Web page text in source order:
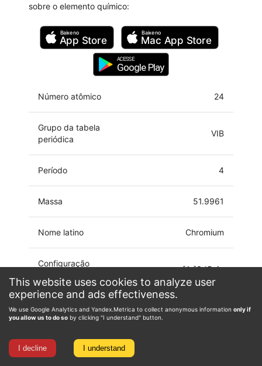
This website uses cookies to analyze user
experience and ads effectiveness.
We use Google Analytics and Yandex.Metrica to collect anonymous information only if
you allow us to do so by clicking "I understand" button.
I decline I understand
sobre o elemento químico:
Baixe no
App Store
Baixe no
Mac App Store
ACESSE
Google Play
Número atômico 24
Grupo da tabela
periódica
VIB
Período 4
Massa 51.9961
Nome latino Chromium
Configuração
[Ar]3d5 4s
Estado de oxidação
-4, -2, -1, 0, 1, 2, 3, 4,